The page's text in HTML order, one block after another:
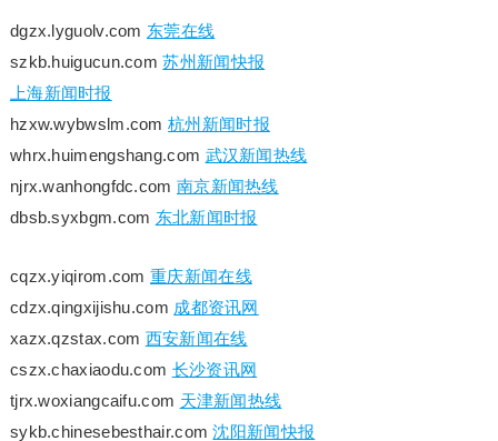
dgzx.lyguolv.com 东莞在线
szkb.huigucun.com苏州新闻快报
上海新闻时报
hzxw.wybwslm.com杭州新闻时报
whrx.huimengshang.com 武汉新闻热线
njrx.wanhongfdc.com 南京新闻热线
dbsb.syxbgm.com 东北新闻时报
cqzx.yiqirom.com重庆新闻在线
cdzx.qingxijishu.com 成都资讯网
xazx.qzstax.com 西安新闻在线
cszx.chaxiaodu.com 长沙资讯网
tjrx.woxiangcaifu.com 天津新闻热线
sykb.chinesebesthair.com沈阳新闻快报